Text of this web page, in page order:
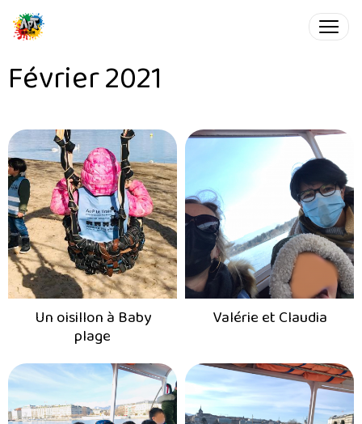
Février 2021
Un oisillon à Baby
plage
Valérie et Claudia